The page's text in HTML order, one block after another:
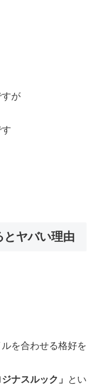
すが
とヤバい理由
を合わせる格好を
ジナスルック」
とい